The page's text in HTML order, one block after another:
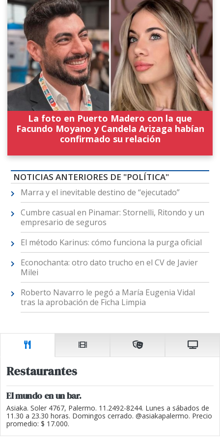
La foto en Puerto Madero con la que
Facundo Moyano y Candela Arizaga habían
confirmado su relación
NOTICIAS ANTERIORES DE "POLÍTICA"
Marra y el inevitable destino de “ejecutado”
Cumbre casual en Pinamar: Stornelli, Ritondo y un
empresario de seguros
El método Karinus: cómo funciona la purga oficial
Econochanta: otro dato trucho en el CV de Javier
Milei
Roberto Navarro le pegó a María Eugenia Vidal
tras la aprobación de Ficha Limpia
Restaurantes
El mundo en un bar.
Asiaka. Soler 4767, Palermo. 11.2492-8244. Lunes a sábados de
11.30 a 23.30 horas. Domingos cerrado. @asiakapalermo. Precio
promedio: $ 17.000.